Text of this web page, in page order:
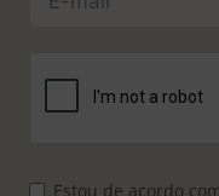
Estou de acordo